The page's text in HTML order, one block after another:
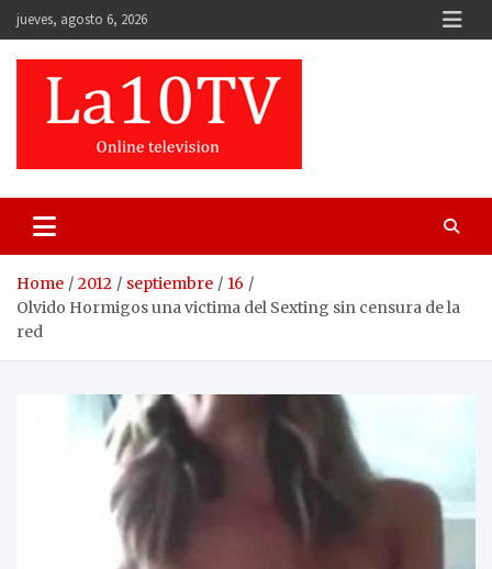
Skip
to
content
jueves, agosto 6, 2026
Home 2012 septiembre
16
Olvido Hormigos una victima del Sexting sin censura de la
red